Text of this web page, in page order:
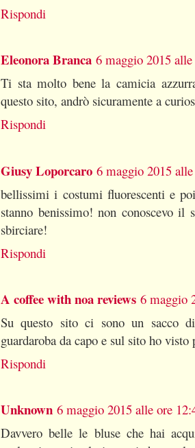
Rispondi
Eleonora Branca 6 maggio 2015
Ti sta molto bene la camicia
questo sito, andrò sicuramente a
Rispondi
Giusy Loporcaro 6 maggio 2015
bellissimi i costumi fluorescenti e
stanno benissimo! non conoscevo
sbirciare!
Rispondi
A coffee with noa reviews 6 maggio
Su questo sito ci sono un sacco
guardaroba da capo e sul sito ho
Rispondi
Unknown 6 maggio 2015 alle ore
Davvero belle le bluse che hai